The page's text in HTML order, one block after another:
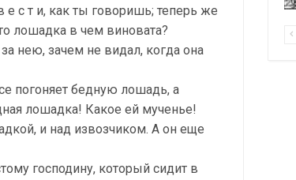
е с т и, как ты говоришь; теперь же
лошадка в чем виновата?
нею, зачем не видал, когда она
погоняет бедную лошадь, а
лошадка! Какое ей мученье!
и над извозчиком. А он еще
господину, который сидит в